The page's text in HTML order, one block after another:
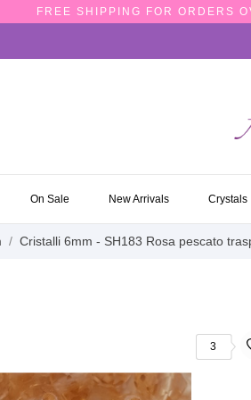
FREE SHIPPING FOR ORDERS
On Sale New Arrivals Crystals
Cristalli 6mm - SH183 Rosa pescato
3